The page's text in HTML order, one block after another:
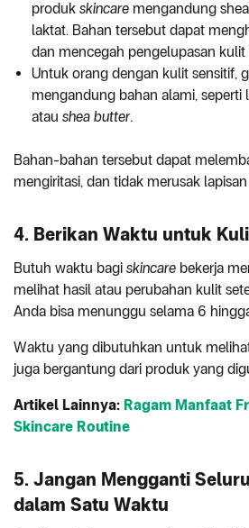
produk skincare mengandung
laktat. Bahan tersebut dapat
dan mencegah pengelupasan kulit
Untuk orang dengan kulit sensitif,
mengandung bahan alami, seperti
atau shea butter.
Bahan-bahan tersebut dapat
mengiritasi, dan tidak merusak
4. Berikan Waktu untuk
Butuh waktu bagi skincare bekerja
melihat hasil atau perubahan kulit
Anda bisa menunggu selama 6
Waktu yang dibutuhkan untuk
juga bergantung dari produk yang
Artikel Lainnya: Ragam Manfaat
Skincare Routine
5. Jangan Mengganti
dalam Satu Waktu